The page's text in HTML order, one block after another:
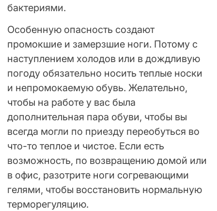
бактериями.
Особенную опасность создают
промокшие и замерзшие ноги. Потому с
наступлением холодов или в дождливую
погоду обязательно носить теплые носки
и непромокаемую обувь. Желательно,
чтобы на работе у вас была
дополнительная пара обуви, чтобы вы
всегда могли по приезду переобуться во
что-то теплое и чистое. Если есть
возможность, по возвращению домой или
в офис, разотрите ноги согревающими
гелями, чтобы восстановить нормальную
терморегуляцию.